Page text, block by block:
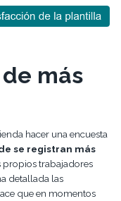
más
hacer una encuesta
se registran más
propios trabajadores
detallada las
que en momentos